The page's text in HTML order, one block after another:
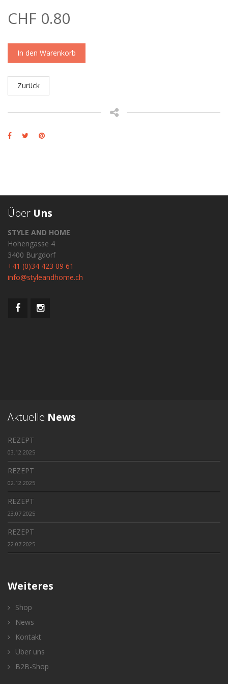
CHF 0.80
In den Warenkorb
Zurück
Über Uns
STYLE AND HOME
Hohengasse 4
3400 Burgdorf
+41 (0)34 423 09 61
info@styleandhome.ch
Aktuelle News
REZEPT
03.12.2025
REZEPT
02.12.2025
REZEPT
23.07.2025
REZEPT
22.07.2025
Weiteres
Shop
News
Kontakt
Über uns
B2B-Shop